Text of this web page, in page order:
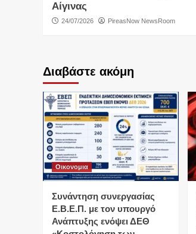
Αίγινας
24/07/2026 PireasNow NewsRoom
Διαβάστε ακόμη
Οικονομια
Συνάντηση συνεργασίας
Ε.Β.Ε.Π. με τον υπουργό
Ανάπτυξης ενόψει ΔΕΘ